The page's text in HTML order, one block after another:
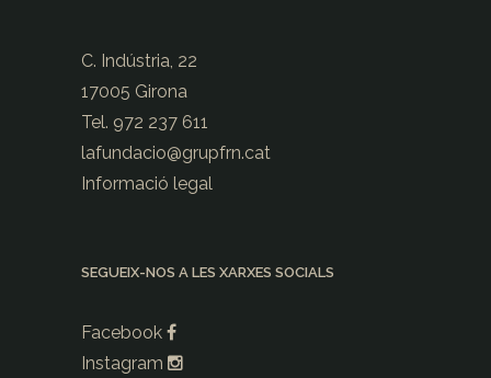
C. Indústria, 22
17005 Girona
Tel. 972 237 611
lafundacio@grupfrn.cat
Informació legal
SEGUEIX-NOS A LES XARXES SOCIALS
Facebook
Instagram